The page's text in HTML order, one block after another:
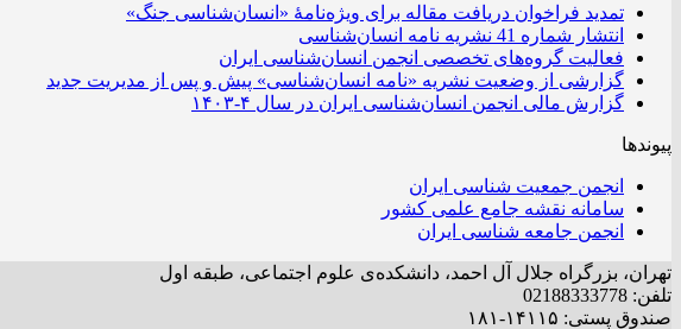
تمدید فراخوان دریافت مقاله برای ویژه‌نامۀ «انسان‌شناسی جنگ»
انتشار شماره 41 نشریه نامه انسان‌شناسی
فعالیت گروه‌های تخصصی انجمن انسان‌شناسی ایران
گزارشی از وضعیت نشریه «نامه انسان‌شناسی» پیش و پس از مدیریت جدید
گزارش مالی انجمن انسان‌شناسی ایران در سال ۴-۱۴۰۳
پیوندها
انجمن جمعیت شناسی ایران
سامانه نقشه جامع علمی کشور
انجمن جامعه شناسی ایران
تهران، بزرگراه جلال آل احمد، دانشکده‌ی علوم اجتماعی، طبقه اول
تلفن: 02188333778
صندوق پستی: ۱۴۱۱۵-۱۸۱